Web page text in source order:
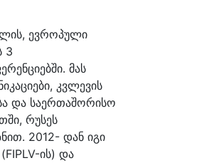
ევროპული
3
მას
კვლევის
და საერთაშორისო
რუსეს
2012- დან იგი
ის) და